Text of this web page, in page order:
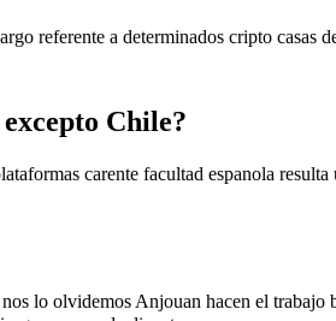
referente a determinados cripto casas
Chile?
carente facultad espanola
lo olvidemos Anjouan hacen el